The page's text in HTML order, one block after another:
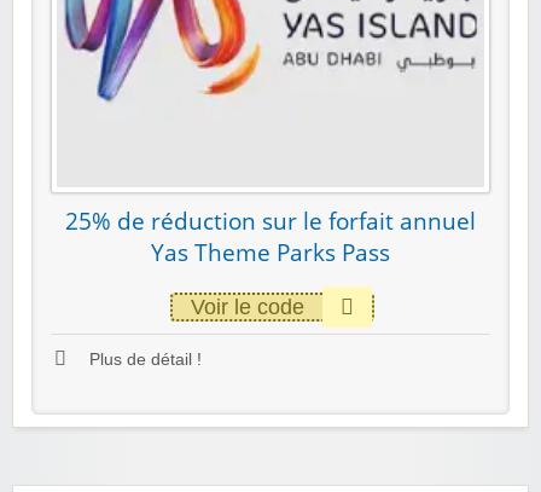
25% de réduction sur le forfait annuel
Yas Theme Parks Pass
Voir le code
Plus de détail !